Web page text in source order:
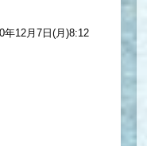
年12月7日(月)8:12